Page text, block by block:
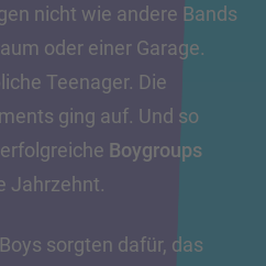
nicht wie andere Bands
oder einer Garage.
Teenager. Die
ging auf. Und so
Boygroups
Jahrzehnt.
sorgten dafür, das